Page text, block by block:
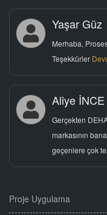
Yaşar Güz
Merhaba,
Teşekkürler
Aliye İNCE
Gerçekten
markasının
geçenlere çok
Proje Uygulama